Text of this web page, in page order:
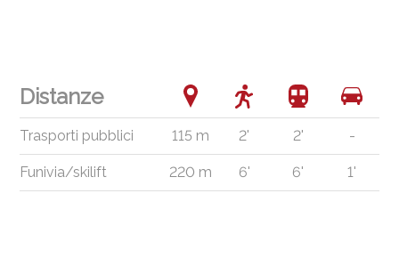
Distanze
Trasporti pubblici 115 m 2' 2' -
Funivia/skilift 220 m 6' 6' 1'